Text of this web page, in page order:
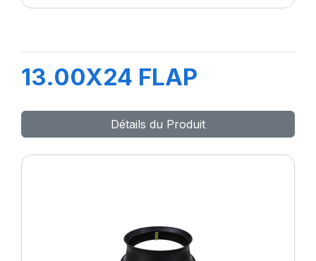
13.00X24 FLAP
Détails du Produit